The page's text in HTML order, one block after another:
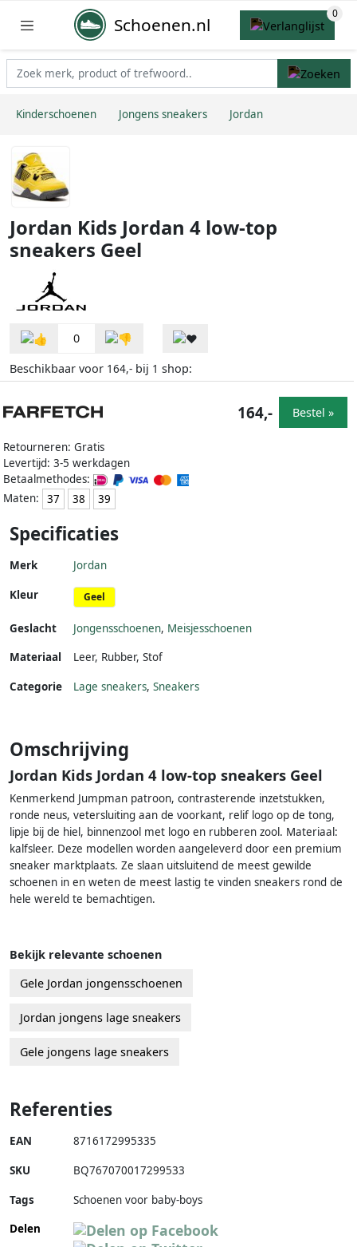
Schoenen.nl
Kinderschoenen Jongens sneakers Jordan
Jordan Kids Jordan 4 low-top
sneakers Geel
0
Beschikbaar voor 164,- bij 1 shop:
Retourneren: Gratis
Levertijd: 3-5 werkdagen
Betaalmethodes:
Maten:
37 38 39
164,- Bestel »
Specificaties
Merk Jordan
Kleur Geel
Geslacht Jongensschoenen, Meisjesschoenen
Materiaal
Leer, Rubber, Stof
Categorie Lage sneakers, Sneakers
Omschrijving
Jordan Kids Jordan 4 low-top sneakers Geel
Kenmerkend Jumpman patroon, contrasterende inzetstukken,
ronde neus, vetersluiting aan de voorkant, relif logo op de tong,
lipje bij de hiel, binnenzool met logo en rubberen zool. Materiaal:
kalfsleer. Deze modellen worden aangeleverd door een premium
sneaker marktplaats. Ze slaan uitsluitend de meest gewilde
schoenen in en weten de meest lastig te vinden sneakers rond de
hele wereld te bemachtigen.
Bekijk relevante schoenen
Gele Jordan jongensschoenen
Jordan jongens lage sneakers
Gele jongens lage sneakers
Referenties
EAN 8716172995335
SKU BQ767070017299533
Tags
Schoenen voor baby-boys
Delen